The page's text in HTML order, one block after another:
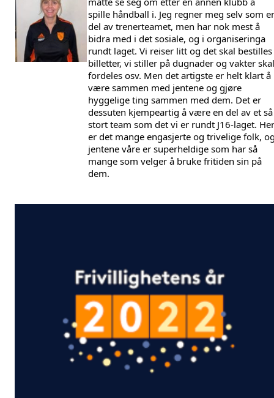
spille håndball i. Jeg regner meg selv som
del av trenerteamet, men har nok mest å
bidra med i det sosiale, og i organiseringa
rundt laget. Vi reiser litt og det skal bestilles
billetter, vi stiller på dugnader og vakter skal
fordeles osv. Men det artigste er helt klart å
være sammen med jentene og gjøre
hyggelige ting sammen med dem. Det er
dessuten kjempeartig å være en del av et så
stort team som det vi er rundt J16-laget. Her
er det mange engasjerte og trivelige folk,
jentene våre er superheldige som har så
mange som velger å bruke fritiden sin på
dem.